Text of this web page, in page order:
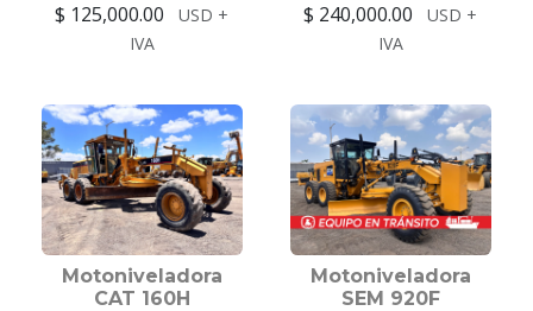
$ 125,000.00
USD +
IVA
$ 240,000.00
USD +
IVA
Motoniveladora
CAT 160H
Motoniveladora
SEM 920F